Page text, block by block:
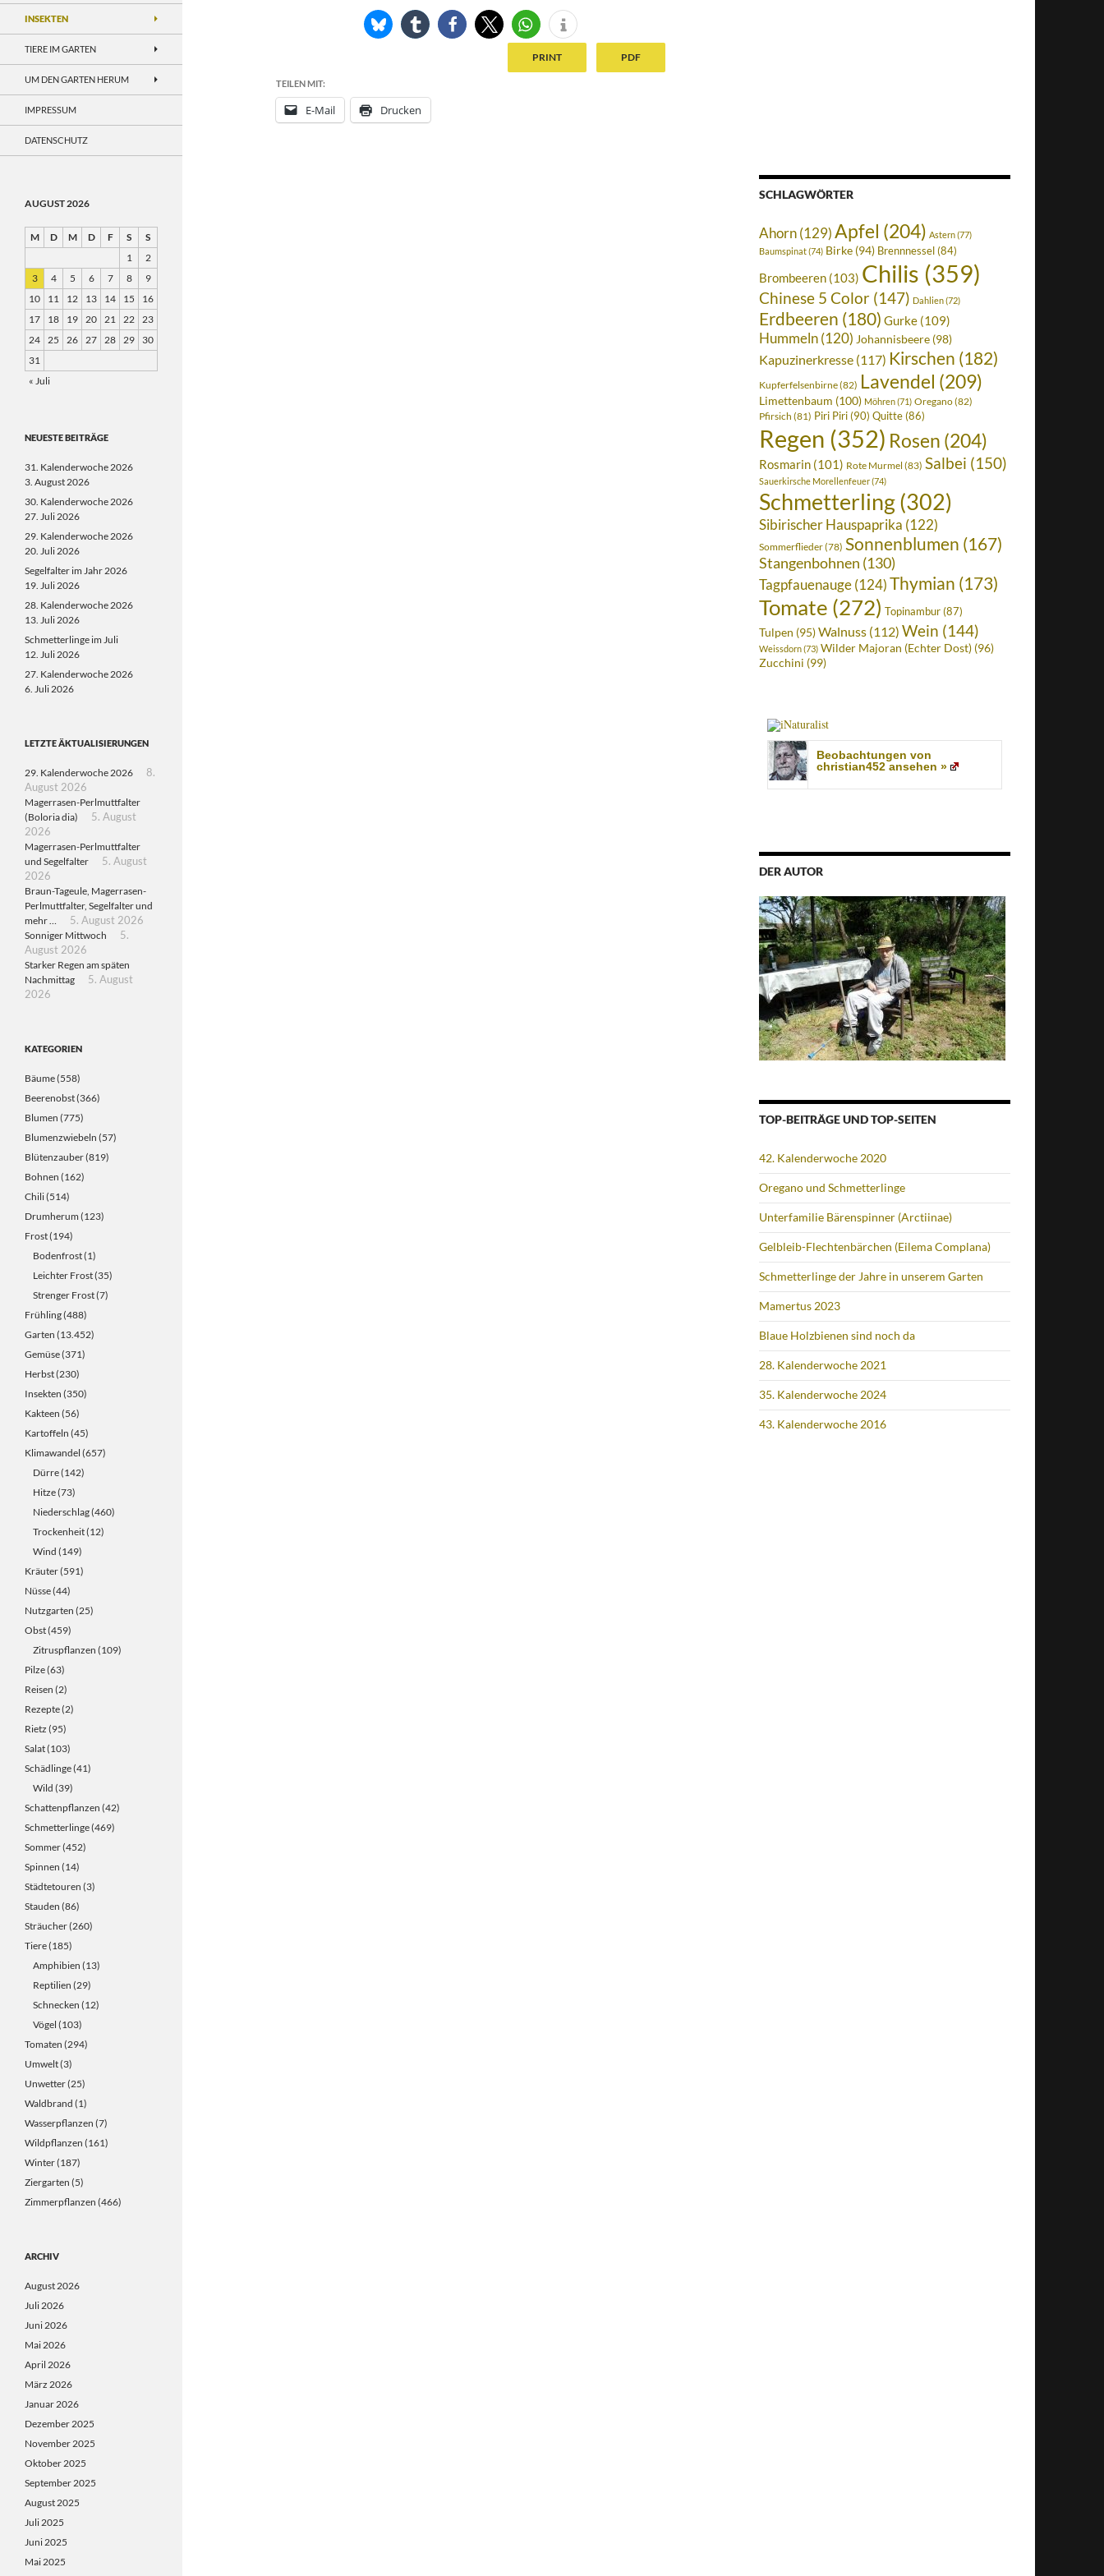
PRINT PDF
TEILEN MIT:
E-Mail Drucken
SCHLAGWÖRTER
Ahorn(129)Apfel (204) Astern(77)
Baumspinat(74) Birke (94) Brennnessel (84)
Brombeeren (103) Chilis (359)
Chinese 5 Color (147) Dahlien(72)
Erdbeeren (180) Gurke (109)
Hummeln (120) Johannisbeere (98)
Kapuzinerkresse (117) Kirschen (182)
Kupferfelsenbirne(82) Lavendel (209)
Limettenbaum (100) Möhren(71) Oregano(82)
Pfirsich (81) Piri Piri(90) Quitte(86)
Regen (352) Rosen (204)
Rosmarin (101) Rote Murmel (83) Salbei (150)
Sauerkirsche Morellenfeuer(74)
Schmetterling(302)
Sibirischer Hauspaprika (122)
Sommerflieder(78) Sonnenblumen (167)
Stangenbohnen (130)
Tagpfauenauge(124)Thymian (173)
Tomate (272) Topinambur(87)
Tulpen (95)Walnuss (112) Wein (144)
Weissdorn(73) Wilder Majoran (Echter Dost) (96)
Zucchini (99)
Beobachtungen von
christian452 ansehen »
DER AUTOR
TOP-BEITRÄGE UND TOP-SEITEN
42. Kalenderwoche 2020
Oregano und Schmetterlinge
Unterfamilie Bärenspinner (Arctiinae)
Gelbleib-Flechtenbärchen (Eilema Complana)
Schmetterlinge der Jahre in unserem Garten
Mamertus 2023
Blaue Holzbienen sind noch da
28. Kalenderwoche 2021
35. Kalenderwoche 2024
43. Kalenderwoche 2016
INSEKTEN
TIERE IM GARTEN
UM DEN GARTEN HERUM
IMPRESSUM
DATENSCHUTZ
AUGUST 2026
M D M D F S
S
1
2
3
4 5 6 7 8
9
10
11 12 13 14 15
16
17
18 19 20 21 22 23
24 25 26 27 28 29
30
31
« Juli
NEUESTE BEITRÄGE
31. Kalenderwoche 2026
3. August 2026
30. Kalenderwoche 2026
27. Juli 2026
29. Kalenderwoche 2026
20. Juli 2026
Segelfalter im Jahr 2026
19. Juli 2026
28. Kalenderwoche 2026
13. Juli 2026
Schmetterlinge im Juli
12. Juli 2026
27. Kalenderwoche 2026
6. Juli 2026
LETZTE ÄKTUALISIERUNGEN
29. Kalenderwoche 2026
8.
August 2026
Magerrasen-Perlmuttfalter
(Boloria dia)
5. August
2026
Magerrasen-Perlmuttfalter
und Segelfalter
5. August
2026
Braun-Tageule, Magerrasen-
Perlmuttfalter, Segelfalter und
mehr …
5. August 2026
Sonniger Mittwoch
5.
August 2026
Starker Regen am späten
Nachmittag
5. August
2026
KATEGORIEN
Bäume(558)
Beerenobst(366)
Blumen (775)
Blumenzwiebeln (57)
Blütenzauber(819)
Bohnen (162)
Chili(514)
Drumherum (123)
Frost(194)
Bodenfrost(1)
Leichter Frost(35)
Strenger Frost(7)
Frühling(488)
Garten (13.452)
Gemüse(371)
Herbst(230)
Insekten (350)
Kakteen (56)
Kartoffeln (45)
Klimawandel (657)
Dürre(142)
Hitze(73)
Niederschlag(460)
Trockenheit(12)
Wind (149)
Kräuter(591)
Nüsse(44)
Nutzgarten (25)
Obst(459)
Zitruspflanzen (109)
Pilze(63)
Reisen (2)
Rezepte(2)
Rietz (95)
Salat(103)
Schädlinge(41)
Wild (39)
Schattenpflanzen (42)
Schmetterlinge(469)
Sommer(452)
Spinnen (14)
Städtetouren (3)
Stauden (86)
Sträucher(260)
Tiere(185)
Amphibien (13)
Reptilien (29)
Schnecken (12)
Vögel (103)
Tomaten (294)
Umwelt(3)
Unwetter(25)
Waldbrand (1)
Wasserpflanzen (7)
Wildpflanzen (161)
Winter(187)
Ziergarten (5)
Zimmerpflanzen (466)
ARCHIV
August 2026
Juli 2026
Juni 2026
Mai 2026
April 2026
März 2026
Januar 2026
Dezember 2025
November 2025
Oktober 2025
September 2025
August 2025
Juli 2025
Juni 2025
Mai 2025